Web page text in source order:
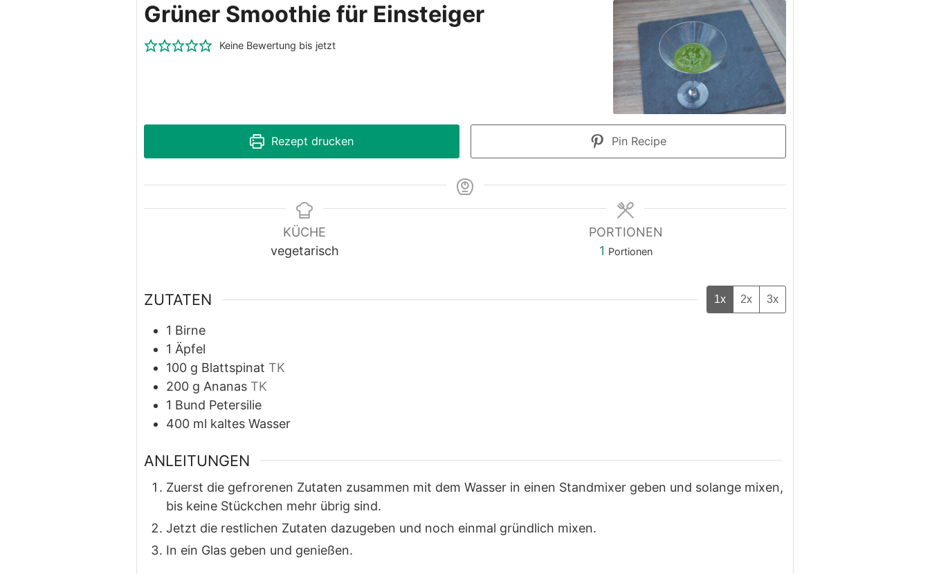
Grüner Smoothie für Einsteiger
Keine Bewertung bis jetzt
Rezept drucken Pin Recipe
KÜCHE
vegetarisch
PORTIONEN
1 Portionen
ZUTATEN 1x 2x 3x
1 Birne
1 Äpfel
100 g Blattspinat TK
200 g Ananas TK
1 Bund Petersilie
400 ml kaltes Wasser
ANLEITUNGEN
Zuerst die gefrorenen Zutaten zusammen mit dem Wasser in einen Standmixer geben und solange mixen,
bis keine Stückchen mehr übrig sind.
Jetzt die restlichen Zutaten dazugeben und noch einmal gründlich mixen.
In ein Glas geben und genießen.